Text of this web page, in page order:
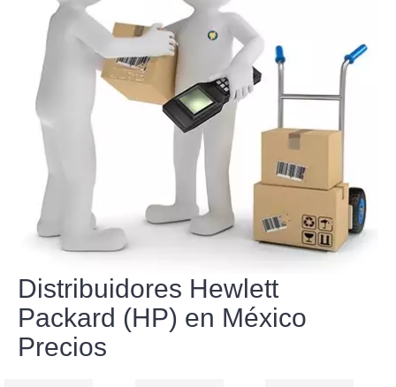
Distribuidores Hewlett
Packard (HP) en México
Precios